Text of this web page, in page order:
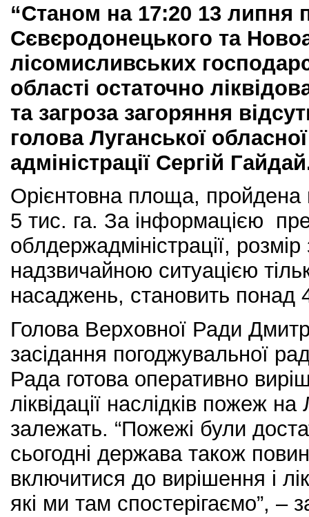
“Станом на 17:20 13 липня
Сєвєродонецького та
лісомисливських
області остаточно
та загроза загоряння
голова Луганської
адміністрації Сергій
Орієнтовна площа, пройдена
5 тис. га. За інформацією
облдержадміністрації, розмір
надзвичайною ситуацією
насаджень, становить понад
Голова Верховної Ради
засідання погоджувальної
Рада готова оперативно
ліквідації наслідків пожеж на
залежать. “Пожежі були
сьогодні держава також
включитися до вирішення і
які ми там спостерігаємо”, –